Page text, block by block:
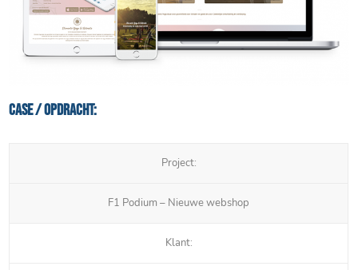
Case / Opdracht:
Project:
F1 Podium – Nieuwe webshop
Klant: